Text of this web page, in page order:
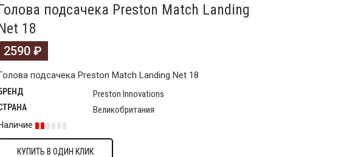
подсачека Preston Match Landing
18
2590 ₽
подсачека Preston Match Landing Net 18
БРЕНД Preston Innovations
Великобритания
КУПИТЬ В ОДИН КЛИК